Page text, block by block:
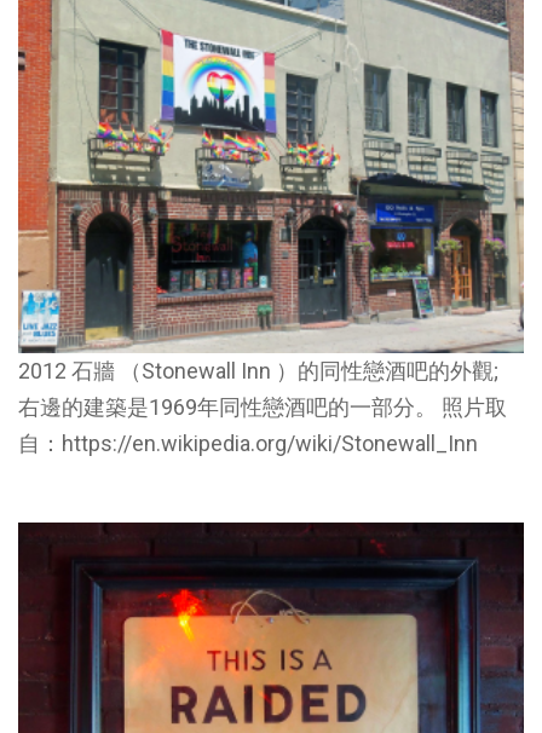
2012 石牆 （Stonewall Inn ）的同性戀酒吧的外觀;
右邊的建築是1969年同性戀酒吧的一部分。 照片取
自：https://en.wikipedia.org/wiki/Stonewall_Inn